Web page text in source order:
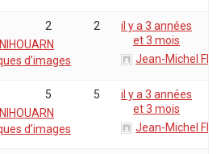
d’images
2 2
il y a 3 années
et 3 mois
Jean-Michel
d’images
5 5
il y a 3 années
et 3 mois
Jean-Michel